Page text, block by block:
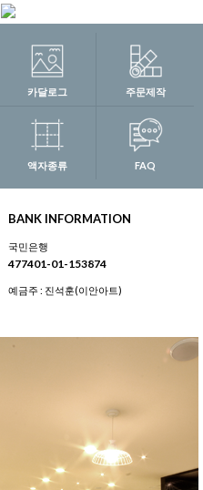
카달로그 주문제작
액자종류 FAQ
BANK INFORMATION
국민은행
477401-01-153874
예금주 : 진석훈(이안아트)